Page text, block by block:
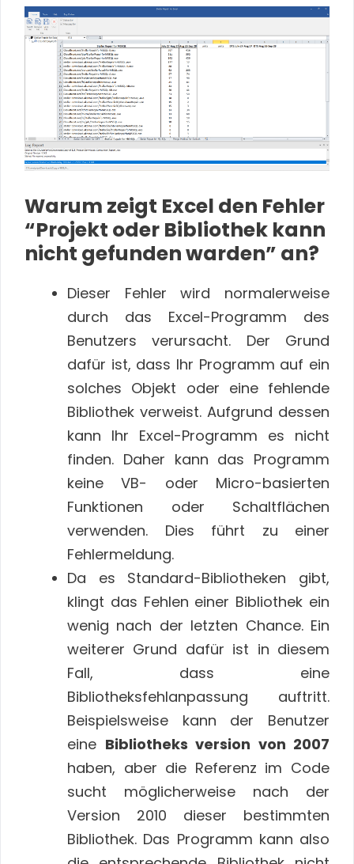
Warum zeigt Excel den Fehler
“Projekt oder Bibliothek kann
nicht gefunden warden” an?
Dieser Fehler wird normalerweise
durch das Excel-Programm des
Benutzers verursacht. Der Grund
dafür ist, dass Ihr Programm auf ein
solches Objekt oder eine fehlende
Bibliothek verweist. Aufgrund dessen
kann Ihr Excel-Programm es nicht
finden. Daher kann das Programm
keine VB- oder Micro-basierten
Funktionen oder Schaltflächen
verwenden. Dies führt zu einer
Fehlermeldung.
Da es Standard-Bibliotheken gibt,
klingt das Fehlen einer Bibliothek ein
wenig nach der letzten Chance. Ein
weiterer Grund dafür ist in diesem
Fall, dass eine
Bibliotheksfehlanpassung auftritt.
Beispielsweise kann der Benutzer
eine Bibliotheks version von 2007
haben, aber die Referenz im Code
sucht möglicherweise nach der
Version 2010 dieser bestimmten
Bibliothek. Das Programm kann also